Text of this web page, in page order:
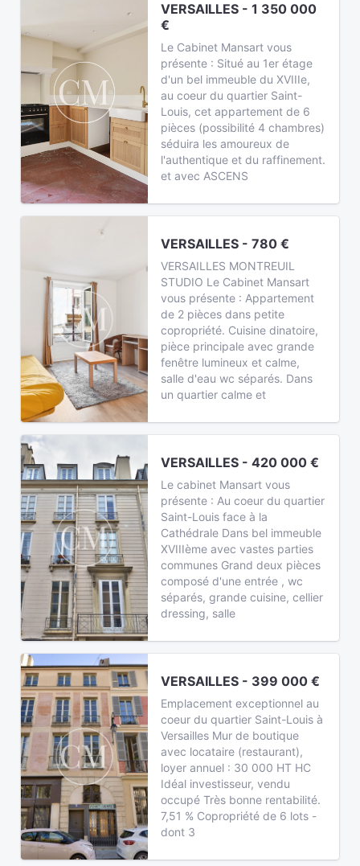
VERSAILLES - 1 350 000
€
Le Cabinet Mansart vous
présente : Situé au 1er étage
d'un bel immeuble du XVIIIe,
au coeur du quartier Saint-
Louis, cet appartement de 6
pièces (possibilité 4 chambres)
séduira les amoureux de
l'authentique et du raffinement.
et avec ASCENS
VERSAILLES - 780 €
VERSAILLES MONTREUIL
STUDIO Le Cabinet Mansart
vous présente : Appartement
de 2 pièces dans petite
copropriété. Cuisine dinatoire,
pièce principale avec grande
fenêtre lumineux et calme,
salle d'eau wc séparés. Dans
un quartier calme et
VERSAILLES - 420 000 €
Le cabinet Mansart vous
présente : Au coeur du quartier
Saint-Louis face à la
Cathédrale Dans bel immeuble
XVIIIème avec vastes parties
communes Grand deux pièces
composé d'une entrée , wc
séparés, grande cuisine, cellier
dressing, salle
VERSAILLES - 399 000 €
Emplacement exceptionnel au
coeur du quartier Saint-Louis à
Versailles Mur de boutique
avec locataire (restaurant),
loyer annuel : 30 000 HT HC
Idéal investisseur, vendu
occupé Très bonne rentabilité.
7,51 % Copropriété de 6 lots -
dont 3